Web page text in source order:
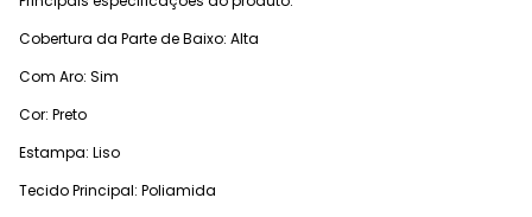
Cobertura da Parte de Baixo: Alta
Com Aro: Sim
Cor: Preto
Estampa: Liso
Tecido Principal: Poliamida